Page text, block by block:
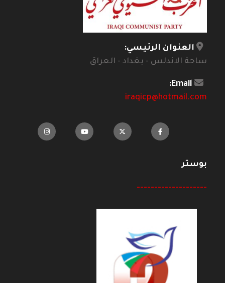
العنوان الرئيسي:
ساحة الاندلس - بغداد - العراق
Email:
iraqicp@hotmail.com
بوستر
--------------------